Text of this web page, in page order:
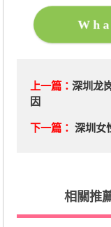
上一篇： 深圳龙
因
下一篇： 深圳女
相關推